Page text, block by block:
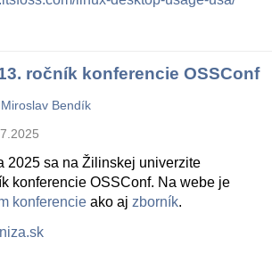
ročník konferencie OSSConf
Miroslav Bendík
2025 sa na Žilinskej univerzite
konferencie OSSConf. Na webe je
konferencie ako aj zborník.